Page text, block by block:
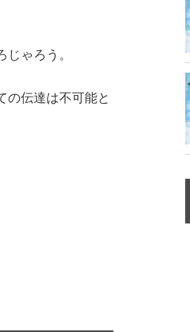
ゃろう。
の伝達は不可能と